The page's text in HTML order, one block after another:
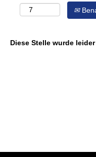
Diese Stelle wurde